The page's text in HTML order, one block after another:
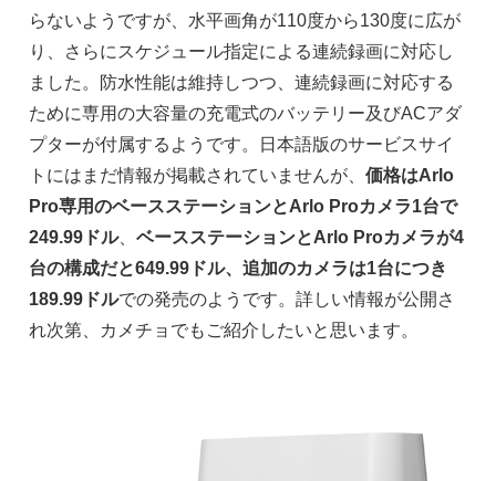
らないようですが、水平画角が110度から130度に広が
り、さらにスケジュール指定による連続録画に対応し
ました。防水性能は維持しつつ、連続録画に対応する
ために専用の大容量の充電式のバッテリー及びACアダ
プターが付属するようです。日本語版のサービスサイ
トにはまだ情報が掲載されていませんが、価格はArlo
Pro専用のベースステーションとArlo Proカメラ1台で
249.99ドル、ベースステーションとArlo Proカメラが4
台の構成だと649.99ドル、追加のカメラは1台につき
189.99ドルでの発売のようです。詳しい情報が公開さ
れ次第、カメチョでもご紹介したいと思います。